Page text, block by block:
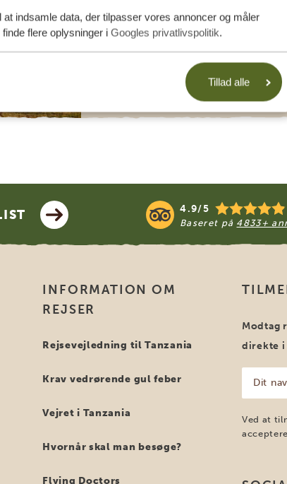
indsamle data, der tilpasser vores annoncer og måler
flere oplysninger i Googles privatlivspolitik.
Tillad alle
4.9/5
Baseret på 4833+
INFORMATION OM
REJSER
Rejsevejledning til Tanzania
Krav vedrørende gul feber
Vejret i Tanzania
Hvornår skal man besøge?
Flying Doctors
Modtag
direkte i
navn
Ved at